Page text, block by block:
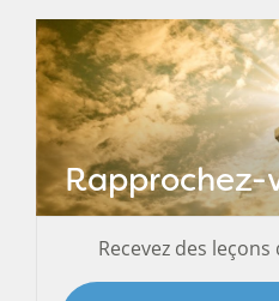
Rapprochez-
Recevez des